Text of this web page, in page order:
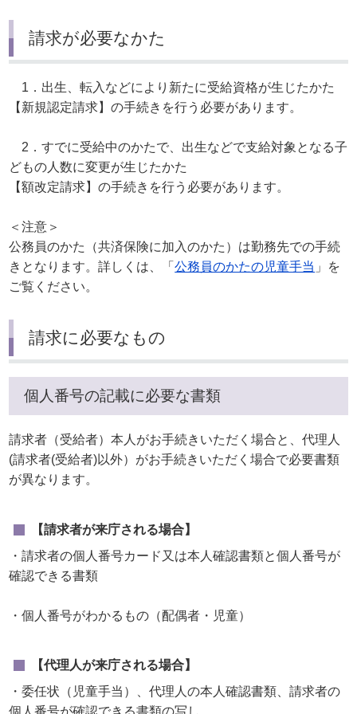
請求が必要なかた
1．出生、転入などにより新たに受給資格が生じたかた
【新規認定請求】の手続きを行う必要があります。
2．すでに受給中のかたで、出生などで支給対象となる子
どもの人数に変更が生じたかた
【額改定請求】の手続きを行う必要があります。
＜注意＞
公務員のかた（共済保険に加入のかた）は勤務先での手続
きとなります。詳しくは、「公務員のかたの児童手当 」を
ご覧ください。
請求に必要なもの
個人番号の記載に必要な書類
請求者（受給者）本人がお手続きいただく場合と、代理人
(請求者(受給者)以外）がお手続きいただく場合で必要書類
が異なります。
【請求者が来庁される場合】
・請求者の個人番号カード又は本人確認書類と個人番号が
確認できる書類
・個人番号がわかるもの（配偶者・児童）
【代理人が来庁される場合】
・委任状（児童手当）、代理人の本人確認書類、請求者の
個 人番号が確認できる書類の写し